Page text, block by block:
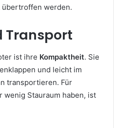
übertroffen werden.
Transport
ist ihre Kompaktheit. Sie
und leicht im
transportieren. Für
wenig Stauraum haben, ist